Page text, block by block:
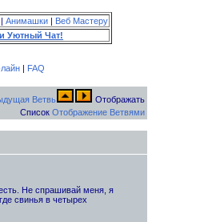
| Анимашки | Веб Мастеру
Уютный Чат!
| FAQ
Отображать
Список Отображение Ветвями
Не спрашивай меня, я
свинья в четырех